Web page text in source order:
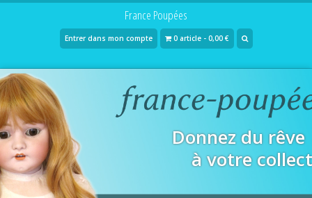
France Poupées
Entrer dans mon compte 0 article - 0,00 €
Donnez du rêve
à votre